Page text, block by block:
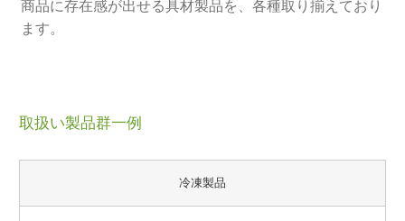
商品に存在感が出せる具材製品を、各種取り揃えており
ます。
取扱い製品群一例
冷凍製品